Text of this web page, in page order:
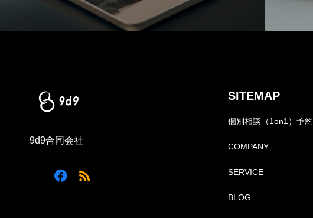
9d9合同会社
SITEMAP
個別相談（1on1）予約
COMPANY
SERVICE
BLOG